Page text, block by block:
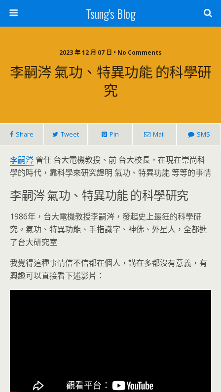
Tsung's Blog
2023 年 12 月 07 日 • No Comments
李嗣涔 氣功、特異功能 的科學研
究
Share Tweet Pin Mail SMS
李嗣涔 曾任 台大電機教授、前 台大校長，在現在崇尚科
學的時代，靠科學來研究證明 氣功、特異功能 等等的事情
李嗣涔 氣功、特異功能 的科學研究
1986年，台大電機教授李嗣涔，發起史上最狂的科學研
究。氣功、特異功能、手指識字、神佛、外星人，全都進
了台大研究室
我覺得這種事情信不信都在個人，講在多都沒有意義，有
興趣可以直接看下述影片：